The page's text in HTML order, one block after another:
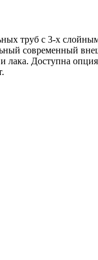
труб с 3-х
современный
Доступна